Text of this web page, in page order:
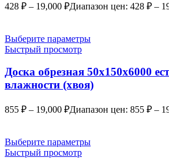
428 ₽ – 19,000 ₽Диапазон цен: 428 ₽ –
Выберите параметры
Быстрый просмотр
Доска обрезная 50х150х6000
влажности (хвоя)
855 ₽ – 19,000 ₽Диапазон цен: 855 ₽ –
Выберите параметры
Быстрый просмотр